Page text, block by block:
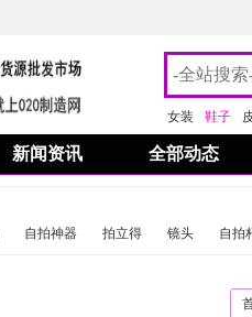
女装 鞋子
新闻资讯 全部动态
自拍神器 拍立得 镜头 自拍